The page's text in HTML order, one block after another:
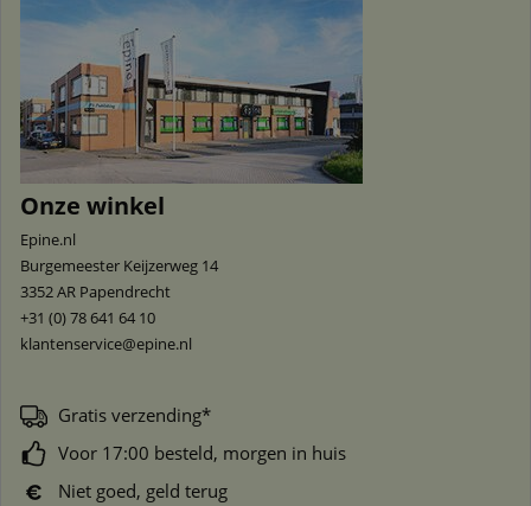
Onze winkel
Epine.nl
Burgemeester Keijzerweg 14
3352 AR Papendrecht
+31 (0) 78 641 64 10
klantenservice@epine.nl
Gratis verzending*
Voor 17:00 besteld, morgen in huis
Niet goed, geld terug